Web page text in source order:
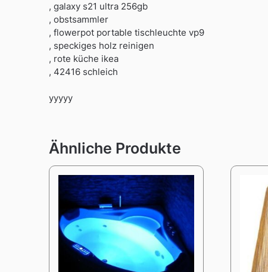
, galaxy s21 ultra 256gb
, obstsammler
, flowerpot portable tischleuchte vp9
, speckiges holz reinigen
, rote küche ikea
, 42416 schleich
yyyyy
Ähnliche Produkte